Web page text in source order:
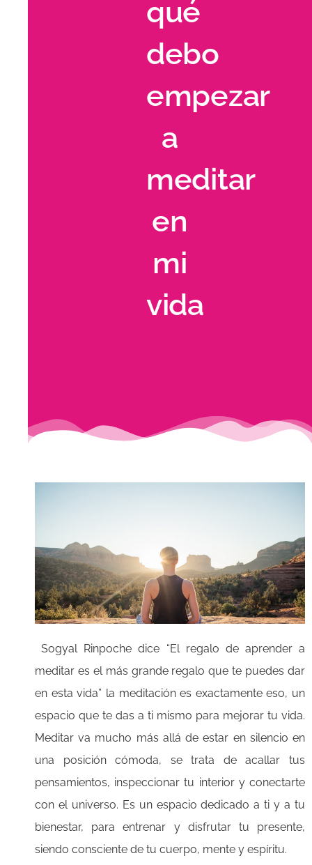
qué
debo
empezar
a
meditar
en
mi
vida
Sogyal Rinpoche dice “El regalo de aprender a
meditar es el más grande regalo que te puedes dar
en esta vida” la meditación es exactamente eso, un
espacio que te das a ti mismo para mejorar tu vida.
Meditar va mucho más allá de estar en silencio en
una posición cómoda, se trata de acallar tus
pensamientos, inspeccionar tu interior y conectarte
con el universo. Es un espacio dedicado a ti y a tu
bienestar, para entrenar y disfrutar tu presente,
siendo consciente de tu cuerpo, mente y espíritu.